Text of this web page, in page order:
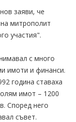
заяви, че
митрополит
участия".
с много
имоти и финанси.
година ставаха
имот – 1200
Според него
съвет.